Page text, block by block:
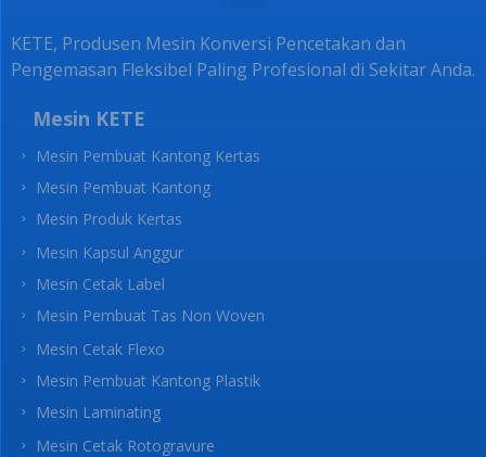
KETE, Produsen Mesin Konversi Pencetakan dan
Pengemasan Fleksibel Paling Profesional di Sekitar Anda.
Mesin KETE
Mesin Pembuat Kantong Kertas
Mesin Pembuat Kantong
Mesin Produk Kertas
Mesin Kapsul Anggur
Mesin Cetak Label
Mesin Pembuat Tas Non Woven
Mesin Cetak Flexo
Mesin Pembuat Kantong Plastik
Mesin Laminating
Mesin Cetak Rotogravure